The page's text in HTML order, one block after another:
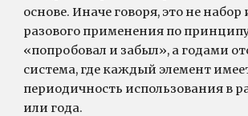
основе. Иначе говоря, это не набор
разового применения по
«попробовал и забыл», а годами
система, где каждый элемент
периодичность использования в
или года.